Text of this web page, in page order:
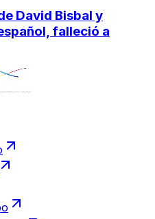
David Bisbal y
falleció a